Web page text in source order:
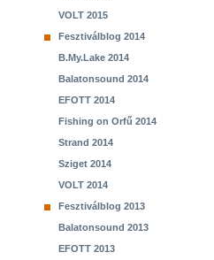
VOLT 2015
Fesztiválblog 2014
B.My.Lake 2014
Balatonsound 2014
EFOTT 2014
Fishing on Orfű 2014
Strand 2014
Sziget 2014
VOLT 2014
Fesztiválblog 2013
Balatonsound 2013
EFOTT 2013